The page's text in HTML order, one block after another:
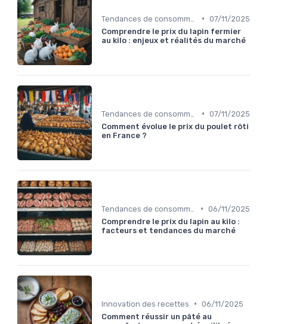
• 07/11/2025
Comprendre le prix du lapin fermier
au kilo : enjeux et réalités du marché
• 07/11/2025
Comment évolue le prix du poulet rôti
en France ?
• 06/11/2025
Comprendre le prix du lapin au kilo :
facteurs et tendances du marché
Innovation des recettes • 06/11/2025
Comment réussir un pâté au